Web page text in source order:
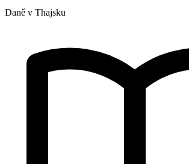
Daně v Thajsku